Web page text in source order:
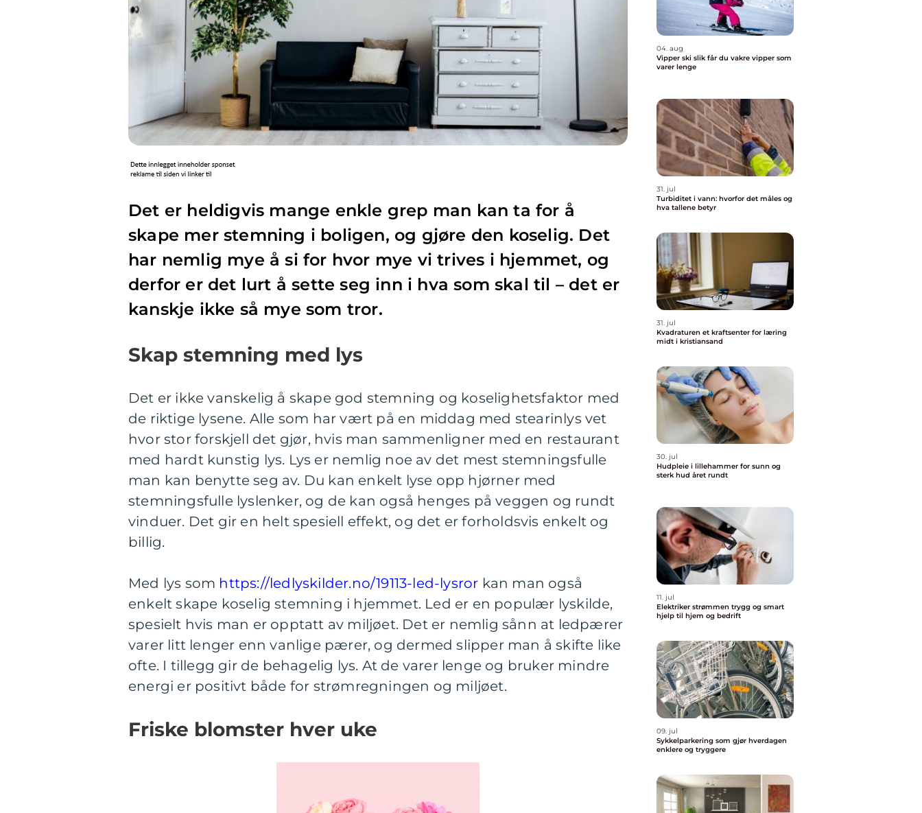
Det er heldigvis mange enkle grep man kan ta for å
skape mer stemning i boligen, og gjøre den koselig. Det
har nemlig mye å si for hvor mye vi trives i hjemmet, og
derfor er det lurt å sette seg inn i hva som skal til – det er
kanskje ikke så mye som tror.
Skap stemning med lys
Det er ikke vanskelig å skape god stemning og koselighetsfaktor med
de riktige lysene. Alle som har vært på en middag med stearinlys vet
hvor stor forskjell det gjør, hvis man sammenligner med en restaurant
med hardt kunstig lys. Lys er nemlig noe av det mest stemningsfulle
man kan benytte seg av. Du kan enkelt lyse opp hjørner med
stemningsfulle lyslenker, og de kan også henges på veggen og rundt
vinduer. Det gir en helt spesiell effekt, og det er forholdsvis enkelt og
billig.
Med lys som https://ledlyskilder.no/19113-led-lysror kan man også
enkelt skape koselig stemning i hjemmet. Led er en populær lyskilde,
spesielt hvis man er opptatt av miljøet. Det er nemlig sånn at ledpærer
varer litt lenger enn vanlige pærer, og dermed slipper man å skifte like
ofte. I tillegg gir de behagelig lys. At de varer lenge og bruker mindre
energi er positivt både for strømregningen og miljøet.
Friske blomster hver uke
04. aug
Vipper ski slik får du vakre vipper som
varer lenge
31. jul
Turbiditet i vann: hvorfor det måles og
hva tallene betyr
31. jul
Kvadraturen et kraftsenter for læring
midt i kristiansand
30. jul
Hudpleie i lillehammer for sunn og
sterk hud året rundt
11. jul
Elektriker strømmen trygg og smart
hjelp til hjem og bedrift
09. jul
Sykkelparkering som gjør hverdagen
enklere og tryggere